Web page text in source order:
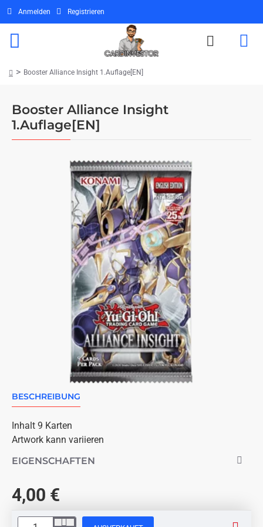
Anmelden Registrieren
Booster Alliance Insight
1.Auflage[EN]
Booster Alliance Insight 1.Auflage[EN]
AUSVERKAUFT
BESCHREIBUNG
Inhalt 9 Karten
Artwork kann variieren
EIGENSCHAFTEN
4,00 €